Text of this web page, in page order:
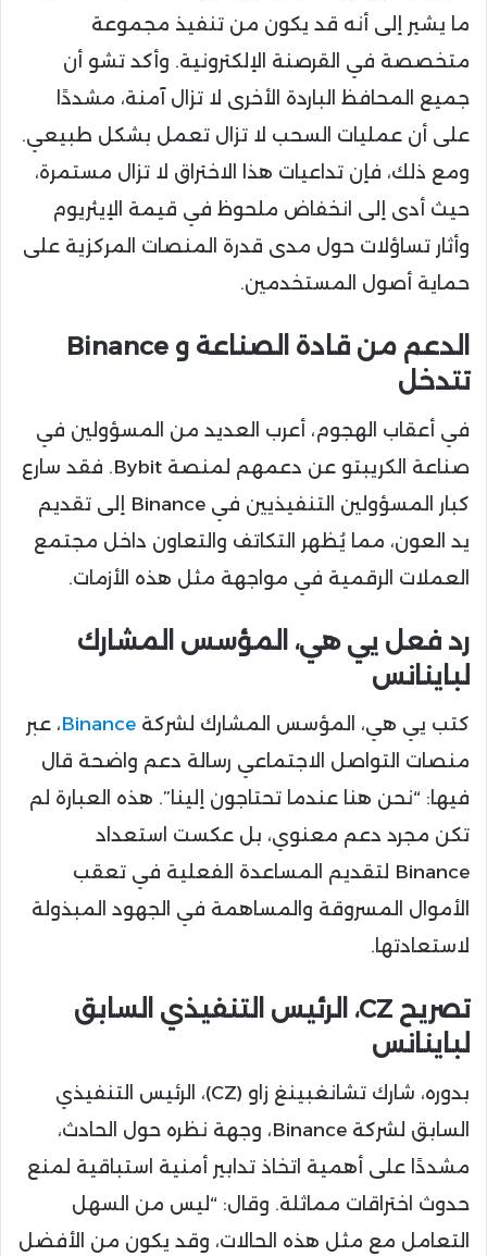
ما يشير إلى أنه قد يكون من تنفيذ مجموعة
متخصصة في القرصنة الإلكترونية. وأكد تشو أن
جميع المحافظ الباردة الأخرى لا تزال آمنة، مشددًا
على أن عمليات السحب لا تزال تعمل بشكل طبيعي.
ومع ذلك، فإن تداعيات هذا الاختراق لا تزال مستمرة،
حيث أدى إلى انخفاض ملحوظ في قيمة الإيثريوم
وأثار تساؤلات حول مدى قدرة المنصات المركزية على
حماية أصول المستخدمين.
الدعم من قادة الصناعة و Binance
تتدخل
في أعقاب الهجوم، أعرب العديد من المسؤولين في
صناعة الكريبتو عن دعمهم لمنصة Bybit. فقد سارع
كبار المسؤولين التنفيذيين في Binance إلى تقديم
يد العون، مما يُظهر التكاتف والتعاون داخل مجتمع
العملات الرقمية في مواجهة مثل هذه الأزمات.
رد فعل يي هي، المؤسس المشارك
لباينانس
كتب يي هي، المؤسس المشارك لشركة Binance، عبر
منصات التواصل الاجتماعي رسالة دعم واضحة قال
فيها: “نحن هنا عندما تحتاجون إلينا”. هذه العبارة لم
تكن مجرد دعم معنوي، بل عكست استعداد
Binance لتقديم المساعدة الفعلية في تعقب
الأموال المسروقة والمساهمة في الجهود المبذولة
لاستعادتها.
تصريح CZ، الرئيس التنفيذي السابق
لباينانس
بدوره، شارك تشانغبينغ زاو (CZ)، الرئيس التنفيذي
السابق لشركة Binance، وجهة نظره حول الحادث،
مشددًا على أهمية اتخاذ تدابير أمنية استباقية لمنع
حدوث اختراقات مماثلة. وقال: “ليس من السهل
التعامل مع مثل هذه الحالات، وقد يكون من الأفضل